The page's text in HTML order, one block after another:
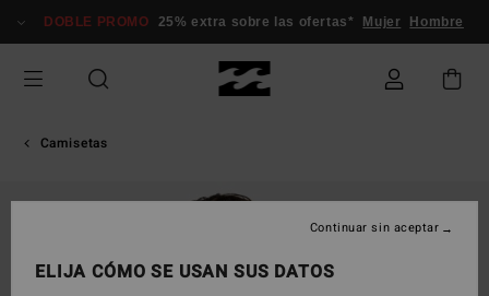
información
DOBLE PROMO 25% extra sobre las ofertas* Mujer Hombre
Camisetas
ELIJA CÓMO SE USAN SUS DATOS
Continuar sin aceptar